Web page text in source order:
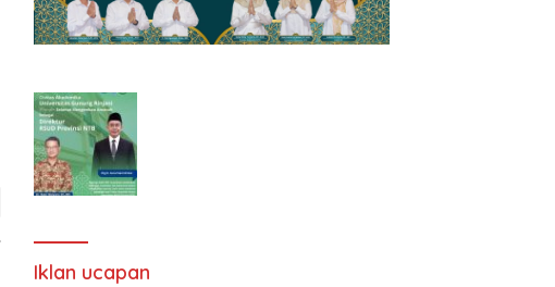
Iklan ucapan